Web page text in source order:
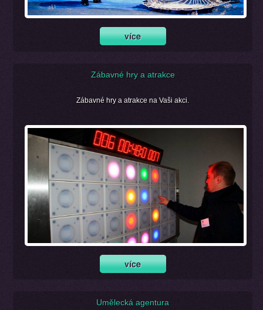
Zábavné hry a atrakce
Zábavné hry a atrakce na Vaši akci.
Umělecká agentura